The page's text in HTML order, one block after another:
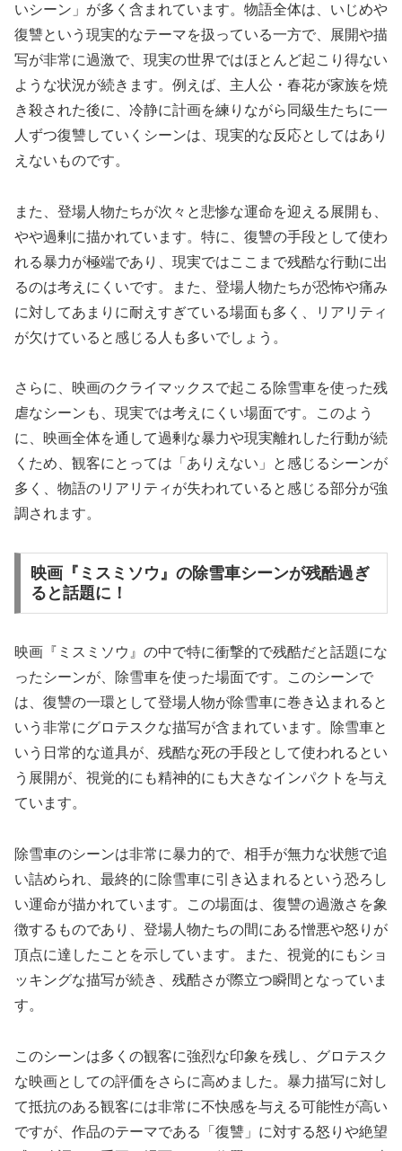
いシーン」が多く含まれています。物語全体は、いじめや
復讐という現実的なテーマを扱っている一方で、展開や描
写が非常に過激で、現実の世界ではほとんど起こり得ない
ような状況が続きます。例えば、主人公・春花が家族を焼
き殺された後に、冷静に計画を練りながら同級生たちに一
人ずつ復讐していくシーンは、現実的な反応としてはあり
えないものです。
また、登場人物たちが次々と悲惨な運命を迎える展開も、
やや過剰に描かれています。特に、復讐の手段として使わ
れる暴力が極端であり、現実ではここまで残酷な行動に出
るのは考えにくいです。また、登場人物たちが恐怖や痛み
に対してあまりに耐えすぎている場面も多く、リアリティ
が欠けていると感じる人も多いでしょう。
さらに、映画のクライマックスで起こる除雪車を使った残
虐なシーンも、現実では考えにくい場面です。このよう
に、映画全体を通して過剰な暴力や現実離れした行動が続
くため、観客にとっては「ありえない」と感じるシーンが
多く、物語のリアリティが失われていると感じる部分が強
調されます。
映画『ミスミソウ』の除雪車シーンが残酷過ぎ
ると話題に！
映画『ミスミソウ』の中で特に衝撃的で残酷だと話題にな
ったシーンが、除雪車を使った場面です。このシーンで
は、復讐の一環として登場人物が除雪車に巻き込まれると
いう非常にグロテスクな描写が含まれています。除雪車と
いう日常的な道具が、残酷な死の手段として使われるとい
う展開が、視覚的にも精神的にも大きなインパクトを与え
ています。
除雪車のシーンは非常に暴力的で、相手が無力な状態で追
い詰められ、最終的に除雪車に引き込まれるという恐ろし
い運命が描かれています。この場面は、復讐の過激さを象
徴するものであり、登場人物たちの間にある憎悪や怒りが
頂点に達したことを示しています。また、視覚的にもショ
ッキングな描写が続き、残酷さが際立つ瞬間となっていま
す。
このシーンは多くの観客に強烈な印象を残し、グロテスク
な映画としての評価をさらに高めました。暴力描写に対し
て抵抗のある観客には非常に不快感を与える可能性が高い
ですが、作品のテーマである「復讐」に対する怒りや絶望